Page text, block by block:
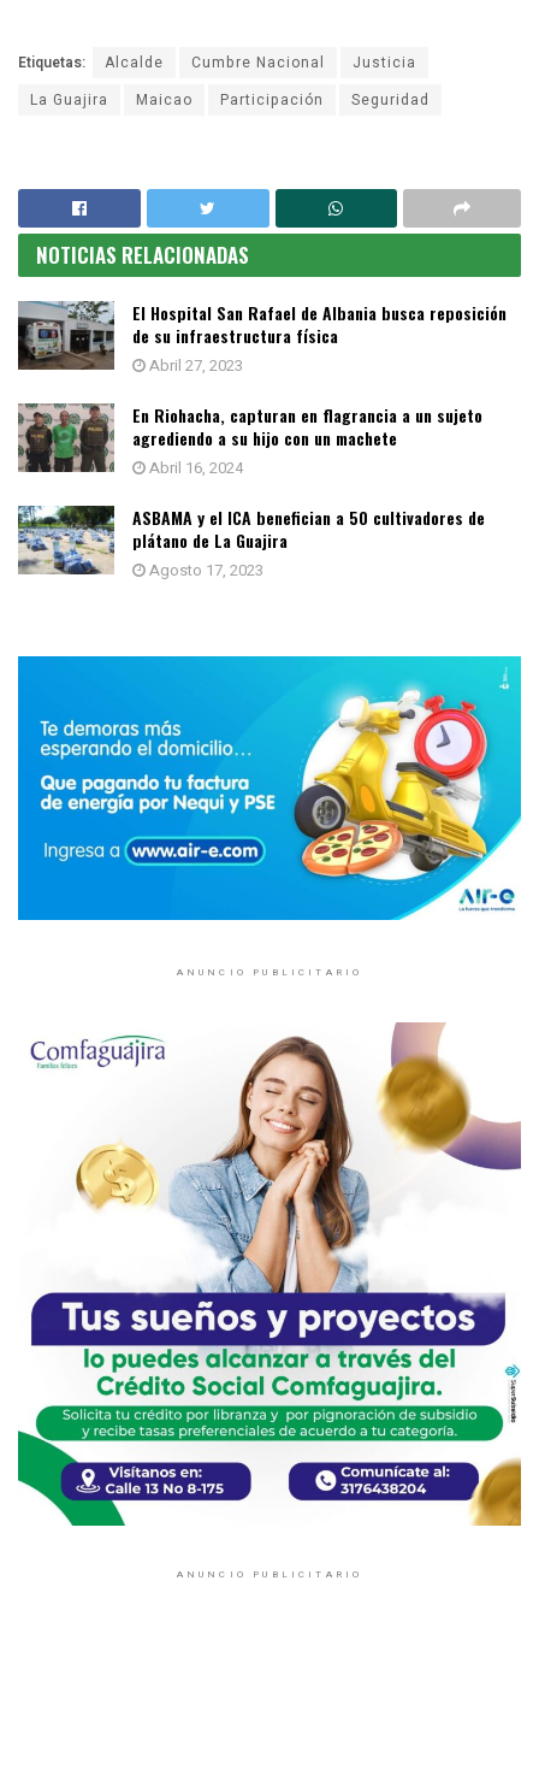
Etiquetas: Alcalde Cumbre Nacional
Justicia
La Guajira
Maicao Participación Seguridad
NOTICIAS RELACIONADAS
El Hospital San Rafael de Albania busca reposición
de su infraestructura física
Abril 27, 2023
En Riohacha, capturan en flagrancia a un sujeto
agrediendo a su hijo con un machete
Abril 16, 2024
ASBAMA y el ICA benefician a 50 cultivadores de
plátano de La Guajira
Agosto 17, 2023
ANUNCIO PUBLICITARIO
ANUNCIO PUBLICITARIO